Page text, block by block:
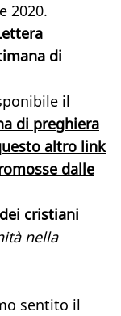
2020.
di
il
di preghiera
altro link
dalle
cristiani
nella
sentito il